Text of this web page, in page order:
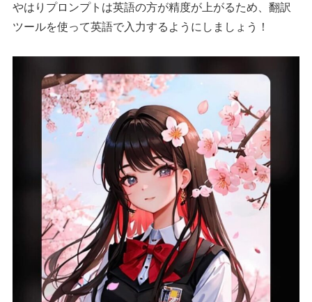
やはりプロンプトは英語の方が精度が上がるため、翻訳
ツールを使って英語で入力するようにしましょう！